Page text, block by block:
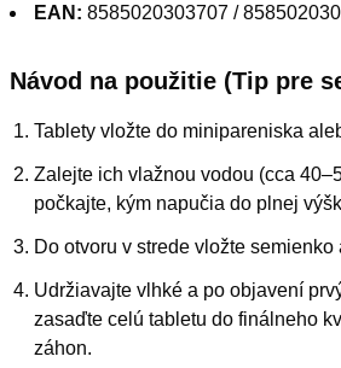
EAN: 8585020303707 /
Návod na použitie (Tip pre
Tablety vložte do minipareniska
Zalejte ich vlažnou vodou (cca
počkajte, kým napučia do plnej
Do otvoru v strede vložte semienko
Udržiavajte vlhké a po objavení
zasaďte celú tabletu do finálneho
záhon.